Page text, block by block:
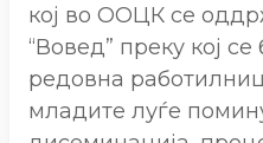
кој во ООЦК се
“Вовед” преку кој
редовна
младите луѓе